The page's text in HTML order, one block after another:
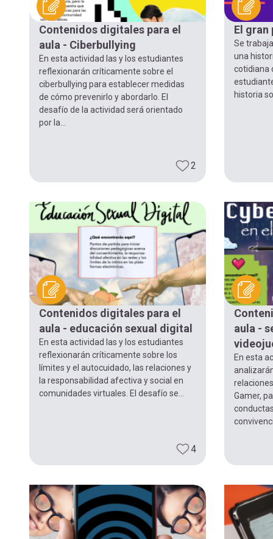
navegación
Contenidos digitales para el
aula - Ciberbullying
En esta actividad las y los estudiantes
reflexionarán críticamente sobre el
ciberbullying para establecer medidas
de cómo prevenirlo y abordarlo. El
desafío de la actividad será orientado
por la...
2
El gran
Se
una
cotidiana
historia
Contenidos digitales para el
aula - educación sexual digital
En esta actividad las y los estudiantes
reflexionarán críticamente sobre los
límites y el autocuidado, las relaciones y
la responsabilidad afectiva y social en
comunidades virtuales. El desafío se...
4
aula -
En esta
Gamer,